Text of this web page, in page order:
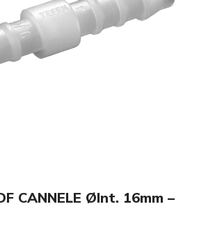
CANNELE ØInt. 16mm –